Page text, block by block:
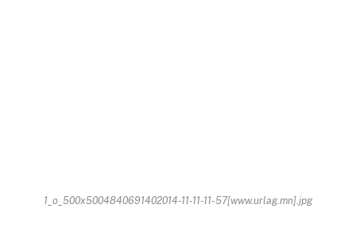
1_o_500x5004840691402014-11-11-11-57[www.urlag.mn].jpg